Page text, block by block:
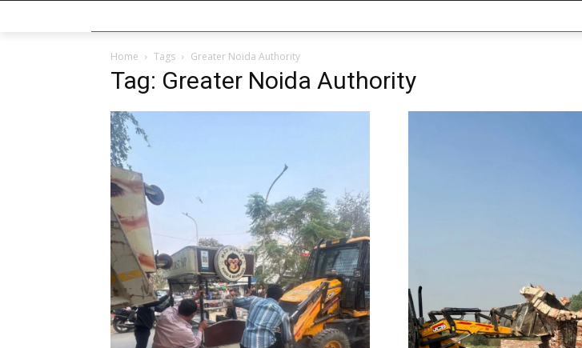
Home Tags Greater Noida Authority
Tag: Greater Noida Authority